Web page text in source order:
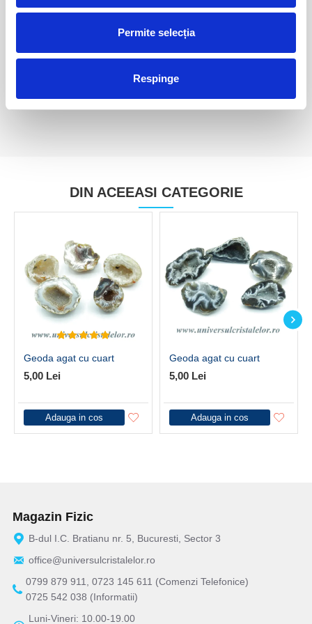
Permite selecția
Respinge
DIN ACEEASI CATEGORIE
Geoda agat cu cuart
5,00 Lei
Adauga in cos
Geoda agat cu cuart
5,00 Lei
Adauga in cos
Magazin Fizic
B-dul I.C. Bratianu nr. 5, Bucuresti, Sector 3
office@universulcristalelor.ro
0799 879 911, 0723 145 611 (Comenzi Telefonice)
0725 542 038 (Informatii)
Luni-Vineri: 10.00-19.00